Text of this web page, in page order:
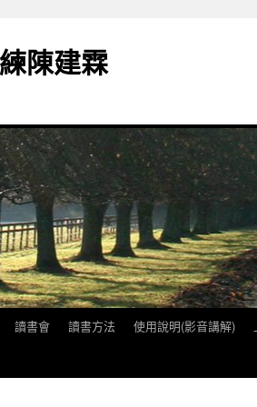
陳建霖
讀書會 讀書方法 使用說明(影音講解)